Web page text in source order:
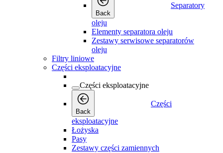
Back
Separatory
oleju
Elementy separatora oleju
Zestawy serwisowe separatorów
oleju
Filtry liniowe
Części eksploatacyjne
Części eksploatacyjne
Back
Części
eksploatacyjne
Łożyska
Pasy
Zestawy części zamiennych